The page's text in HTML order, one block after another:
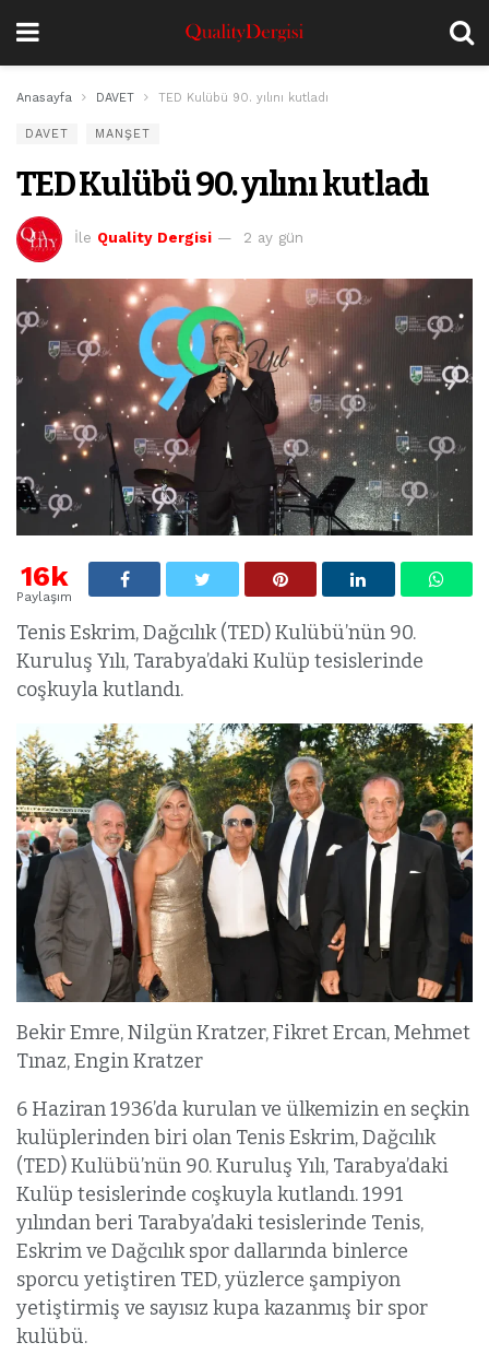
Anasayfa DAVET TED Kulübü 90. yılını kutladı
DAVET MANŞET
TED Kulübü 90. yılını kutladı
İle Quality Dergisi 2 ay gün
16k
Paylaşım
Tenis Eskrim, Dağcılık (TED) Kulübü’nün 90.
Kuruluş Yılı, Tarabya’daki Kulüp tesislerinde
coşkuyla kutlandı.
Bekir Emre, Nilgün Kratzer, Fikret Ercan, Mehmet
Tınaz, Engin Kratzer
6 Haziran 1936’da kurulan ve ülkemizin en seçkin
kulüplerinden biri olan Tenis Eskrim, Dağcılık
(TED) Kulübü’nün 90. Kuruluş Yılı, Tarabya’daki
Kulüp tesislerinde coşkuyla kutlandı. 1991
yılından beri Tarabya’daki tesislerinde Tenis,
Eskrim ve Dağcılık spor dallarında binlerce
sporcu yetiştiren TED, yüzlerce şampiyon
yetiştirmiş ve sayısız kupa kazanmış bir spor
kulübü.